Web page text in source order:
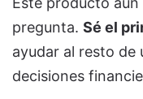
pregunta. Sé el
ayudar al resto de
decisiones